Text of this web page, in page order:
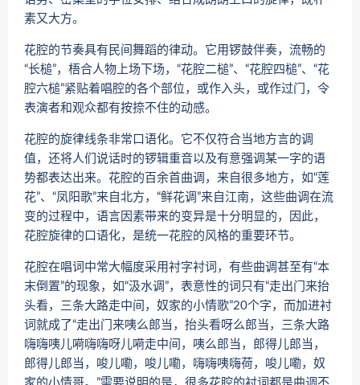
素又大方。
花腔的节奏具有民间舞蹈的律动。它用锣鼓伴奏，流畅的
“长槌”，梧合人物上场下场，“花腔二槌”、“花腔四槌”、“花
腔六槌”紧贴着唱腔的各个部位，或作入头，或作过门，令
表演者和观众都有按捺不住的动感。
花腔的旋律线条非常口语化。它不仅符合当地方言的调
值，还将人们说话时的锣辑重音以及有意强调某一字的语
势都表达出来。花腔的百余首曲调，来自很多地方，如“莲
花”、“凤阳歌”来自北方，“鲜花调”来自江南，这些曲调在流
变的过程中，语言因素带来的变异是十分明显的，因此，
花腔旋律的口语化，是统一花腔的风格的重要环节。
花腔在唱词中常大幅度采用衬字衬词，有些曲调甚至有“本
末倒置”的现象，如“汲水调”，表意性的词只有“走出门来抬
头看，三条大路走中间，奴家的小情歌”20个字，而加进衬
词就成了“走出门来咦么郎当，抬头看呀么郎当，三条大路
嗨嗨咦儿嗬嗨嗨呀儿嗬走中间，咦么郎当，郎得儿郎当，
郎得儿郎当，唆儿嘞，唆儿嘞，嗨嗨咦嗨荷，唆儿嘞，奴